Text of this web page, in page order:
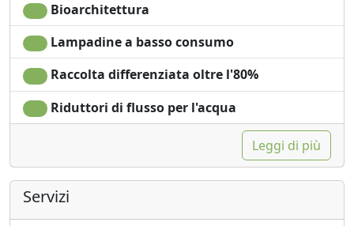
Bioarchitettura
Lampadine a basso consumo
Raccolta differenziata oltre l'80%
Riduttori di flusso per l'acqua
Leggi di più
Servizi